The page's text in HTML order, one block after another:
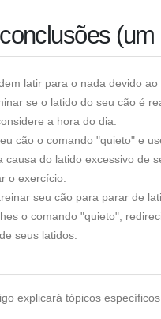
latir para o nada devido
se o latido do seu cão é
a hora do dia.
cão o comando "quieto" e
causa do latido excessivo de
o exercício.
seu cão para parar de
o comando "quieto",
seus latidos.
explicará tópicos